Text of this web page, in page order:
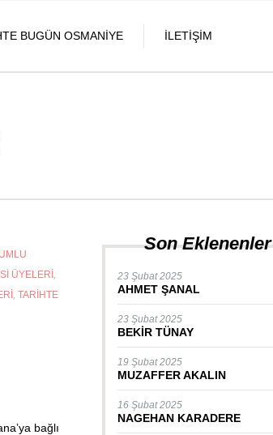
BUGÜN OSMANIYE İLETIŞIM
ÜYELERI ,
, TARIHTE
bağlı
Son Eklenenler
23 Şubat 2025
AHMET ŞANAL
23 Şubat 2025
BEKİR TÜNAY
19 Şubat 2025
MUZAFFER AKALIN
16 Şubat 2025
NAGEHAN KARADERE